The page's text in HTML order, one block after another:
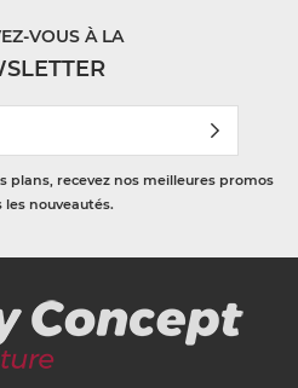
VOUS À LA
plans, recevez nos meilleures promos
les nouveautés.